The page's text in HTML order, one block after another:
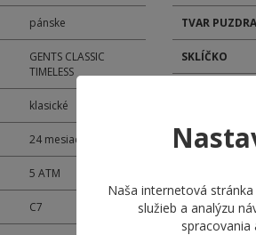
pánske
GENTS CLASSIC
TIMELESS
klasické
24 mesiacov
5 ATM
C7
TVAR PUZDRA
SKLÍČKO
MATERIÁL
REMIENKA
Naša internetová
služieb a analýzu